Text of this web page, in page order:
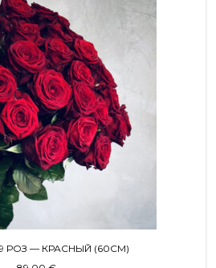
РОЗ — КРАСНЫЙ (60СМ)